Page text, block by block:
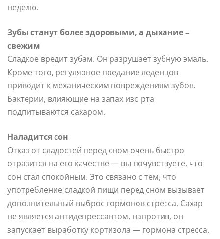
неделю.
Зубы станут более здоровыми, а дыхание –
свежим
Сладкое вредит зубам. Он разрушает зубную эмаль.
Кроме того, регулярное поедание леденцов
приводит к механическим повреждениям зубов.
Бактерии, влияющие на запах изо рта
подпитываются сахаром.
Наладится сон
Отказ от сладостей перед сном очень быстро
отразится на его качестве — вы почувствуете, что
сон стал спокойным. Это связано с тем, что
употребление сладкой пищи перед сном вызывает
дополнительный выброс гормонов стресса. Сахар
не является антидепрессантом, напротив, он
запускает выработку кортизола — гормона стресса.